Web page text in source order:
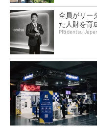
全員がリー
た人財を育
PR(dentsu